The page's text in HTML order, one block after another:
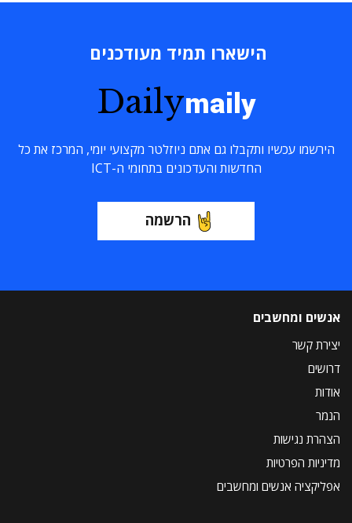
הישארו תמיד מעודכנים
Dailymaily
הירשמו עכשיו ותקבלו גם אתם ניוזלטר מקצועי יומי, המרכז את כל
החדשות והעדכונים בתחומי ה-ICT
הרשמה
אנשים ומחשבים
יצירת קשר
דרושים
אודות
הנמר
הצהרת נגישות
מדיניות הפרטיות
אפליקציה אנשים ומחשבים